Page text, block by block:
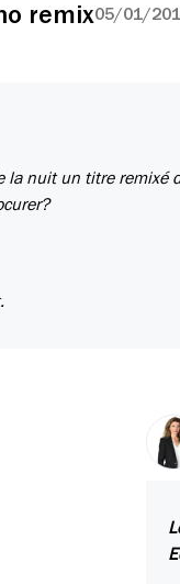
remix05/01/
la nuit un titre